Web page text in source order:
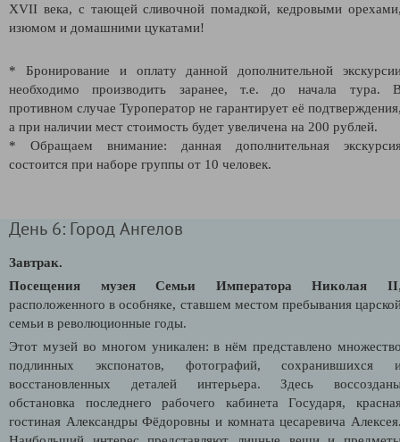
XVII века, с тающей сливочной помадкой, кедровыми
изюмом и домашними цукатами!
* Бронирование и оплату данной дополнительной
необходимо производить заранее, т.е. до начала тура.
противном случае Туроператор не гарантирует её
а при наличии мест стоимость будет увеличена на 200 рублей.
* Обращаем внимание: данная дополнительная
состоится при наборе группы от 10 человек.
День 6: Город Ангелов
Завтрак.
Посещения музея Семьи Императора Николая II
расположенного в особняке, ставшем местом пребывания
семьи в революционные годы.
Этот музей во многом уникален: в нём представлено
подлинных экспонатов, фотографий, сохранившихся
восстановленных деталей интерьера. Здесь
обстановка последнего рабочего кабинета Государя,
гостиная Александры Фёдоровны и комната цесаревича